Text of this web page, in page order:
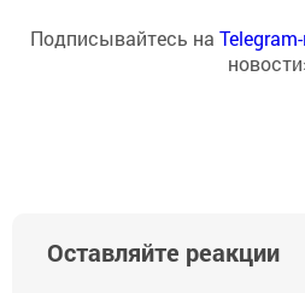
Подписывайтесь на
Оставляйте реакции